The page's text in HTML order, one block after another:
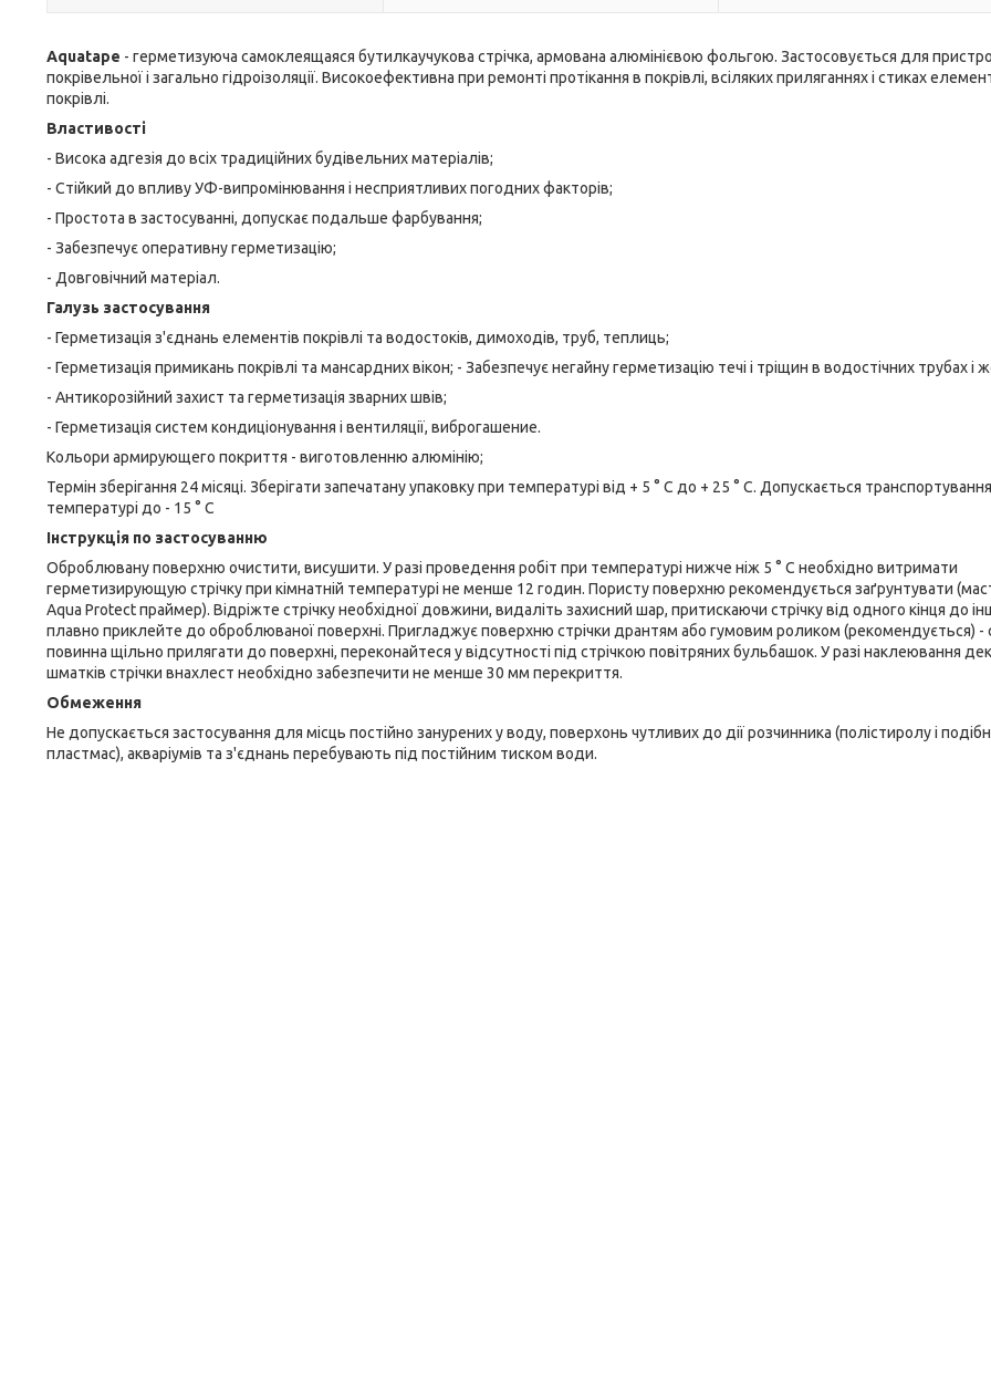
Aquatape - герметизуюча самоклеящаяся бутилкаучукова стрічка, армована алюмінієвою фольгою. Застосовується для
покрівельної і загально гідроізоляції. Високоефективна при ремонті протікання в покрівлі, всіляких приляганнях і стиках
покрівлі.
Властивості
- Висока адгезія до всіх традиційних будівельних матеріалів;
- Стійкий до впливу УФ-випромінювання і несприятливих погодних факторів;
- Простота в застосуванні, допускає подальше фарбування;
- Забезпечує оперативну герметизацію;
- Довговічний матеріал.
Галузь застосування
- Герметизація з'єднань елементів покрівлі та водостоків, димоходів, труб, теплиць;
- Герметизація примикань покрівлі та мансардних вікон; - Забезпечує негайну герметизацію течі і тріщин в водостічних трубах і
- Антикорозійний захист та герметизація зварних швів;
- Герметизація систем кондиціонування і вентиляції, виброгашение.
Кольори армирующего покриття - виготовленню алюмінію;
Термін зберігання 24 місяці. Зберігати запечатану упаковку при температурі від + 5 ° С до + 25 ° С. Допускається
температурі до - 15 ° С
Інструкція по застосуванню
Оброблювану поверхню очистити, висушити. У разі проведення робіт при температурі нижче ніж 5 ° С необхідно витримати
герметизирующую стрічку при кімнатній температурі не менше 12 годин. Пористу поверхню рекомендується заґрунтувати
Aqua Protect праймер). Відріжте стрічку необхідної довжини, видаліть захисний шар, притискаючи стрічку від одного кінця до
плавно приклейте до оброблюваної поверхні. Пригладжує поверхню стрічки дрантям або гумовим роликом (рекомендується) -
повинна щільно прилягати до поверхні, переконайтеся у відсутності під стрічкою повітряних бульбашок. У разі наклеювання
шматків стрічки внахлест необхідно забезпечити не менше 30 мм перекриття.
Обмеження
Не допускається застосування для місць постійно занурених у воду, поверхонь чутливих до дії розчинника (полістиролу і
пластмас), акваріумів та з'єднань перебувають під постійним тиском води.